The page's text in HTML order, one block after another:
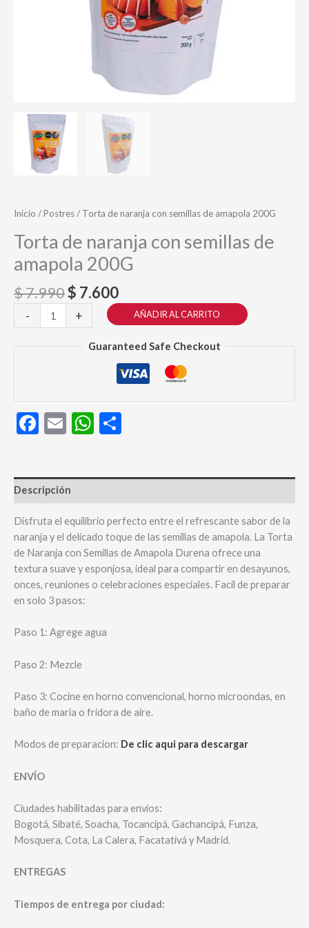
Inicio /Postres/ Torta de naranja con semillas de amapola 200G
Torta de naranja con semillas de
amapola 200G
$7.990Original
price
was:
$ 7.990.
$ 7.600Current
price
is:
$ 7.600.
-
de
amapola
200G
cantidad
+ AÑADIR AL CARRITO
Guaranteed Safe Checkout
Facebook
EmailWhatsApp
Descripción
Disfruta el equilibrio perfecto entre el refrescante sabor de la
naranja y el delicado toque de las semillas de amapola. La Torta
de Naranja con Semillas de Amapola Durena ofrece una
textura suave y esponjosa, ideal para compartir en desayunos,
onces, reuniones o celebraciones especiales. Facil de preparar
en solo 3 pasos:
Paso 1: Agrege agua
Paso 2: Mezcle
Paso 3: Cocine en horno convencional, horno microondas, en
baño de maria o fridora de aire.
Modos de preparacion: De clic aqui para descargar
ENVÍO
Ciudades habilitadas para envíos:
Bogotá, Sibaté, Soacha, Tocancipá, Gachancipá, Funza,
Mosquera, Cota, La Calera, Facatativá y Madrid.
ENTREGAS
Tiempos de entrega por ciudad: